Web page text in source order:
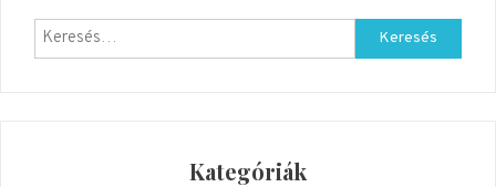
Keresés:
Kategóriák